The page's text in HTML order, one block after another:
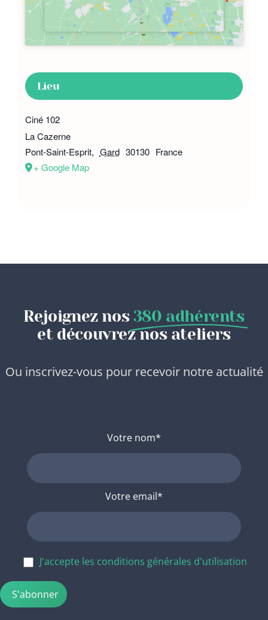
Lieu
Ciné 102
La Cazerne
Pont-Saint-Esprit, Gard 30130 France
+ Google Map
Rejoignez nos 380 adhérents
et découvrez nos ateliers
Ou inscrivez-vous pour recevoir notre actualité
Votre nom*
Votre email*
J'accepte les conditions générales d'utilisation